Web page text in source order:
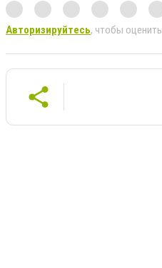
Авторизируйтесь, чтобы оценить